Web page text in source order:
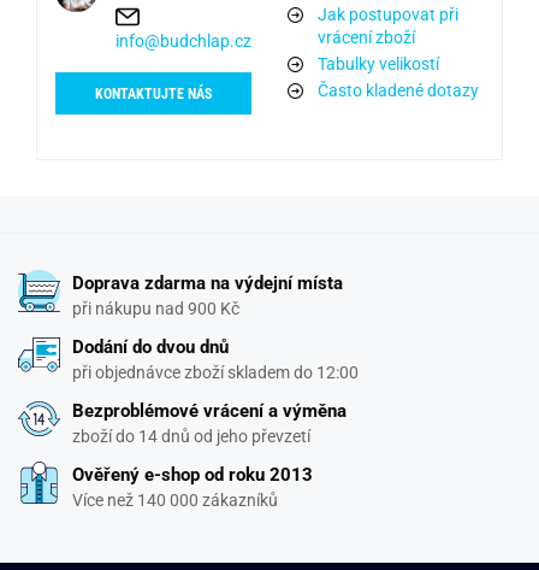
info@budchlap.cz
KONTAKTUJTE NÁS
Jak postupovat při
vrácení zboží
Tabulky velikostí
Často kladené dotazy
Doprava zdarma na výdejní místa
při nákupu nad 900 Kč
Dodání do dvou dnů
při objednávce zboží skladem do 12:00
Bezproblémové vrácení a výměna
zboží do 14 dnů od jeho převzetí
Ověřený e-shop od roku 2013
Více než 140 000 zákazníků